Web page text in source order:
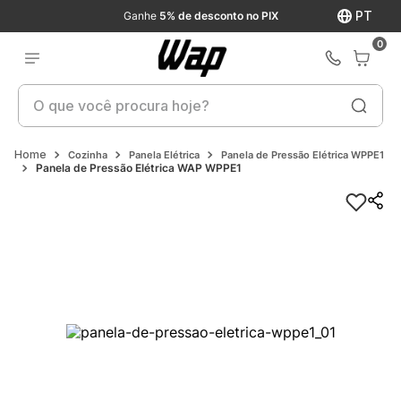
PT
Ganhe 5% de desconto no PIX
0
O que você procura hoje?
Cozinha Panela Elétrica Panela de Pressão Elétrica WPPE1
Panela de Pressão Elétrica WAP WPPE1